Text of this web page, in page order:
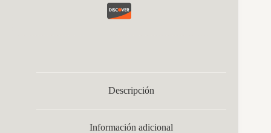
Descripción
Información adicional